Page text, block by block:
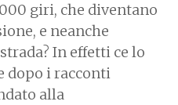
giri, che diventano
e neanche
In effetti ce lo
dopo i racconti
alla